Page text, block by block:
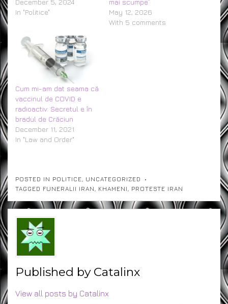
December 5, 2024
In "Politice"
mai scumpe”
May 12, 2026
With 5 comments
Cum mi-am dat seama că
vaccinul de COVID e
radioactiv. Secretul e în
bradul de Crăciun
December 11, 2021
In "Law and Order"
POSTED IN POLITICE UNCATEGORIZED
TAGGED FUNERALII IRAN KHAMENI PROTESTE IRAN
Published by Catalinx
View all posts by Catalinx